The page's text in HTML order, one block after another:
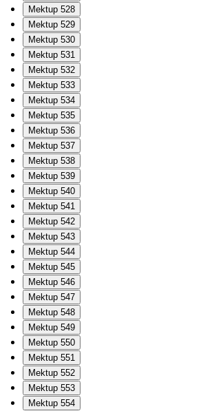
Mektup 528
Mektup 529
Mektup 530
Mektup 531
Mektup 532
Mektup 533
Mektup 534
Mektup 535
Mektup 536
Mektup 537
Mektup 538
Mektup 539
Mektup 540
Mektup 541
Mektup 542
Mektup 543
Mektup 544
Mektup 545
Mektup 546
Mektup 547
Mektup 548
Mektup 549
Mektup 550
Mektup 551
Mektup 552
Mektup 553
Mektup 554